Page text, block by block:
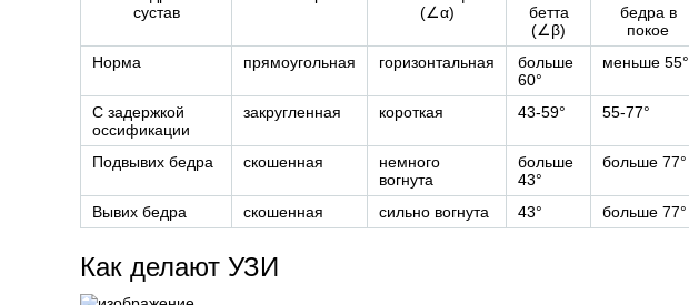
сустав
(∠α)
бетта
(∠β)
бедра в
покое
Норма прямоугольная горизонтальная
больше
60°
меньше 55°
С задержкой
оссификации
закругленная короткая 43-59° 55-77°
Подвывих бедра
скошенная
немного
вогнута
больше
43°
больше 77°
Вывих бедра скошенная сильно вогнута 43° больше 77°
Как делают УЗИ